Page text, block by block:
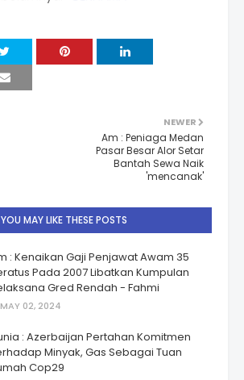
NEWER
Am : Peniaga Medan
Pasar Besar Alor Setar
Bantah Sewa Naik
'mencanak'
YOU MAY LIKE THESE POSTS
: Kenaikan Gaji Penjawat Awam 35
Pada 2007 Libatkan Kumpulan
Gred Rendah - Fahmi
MAY 02, 2024
: Azerbaijan Pertahan Komitmen
Minyak, Gas Sebagai Tuan
Cop29